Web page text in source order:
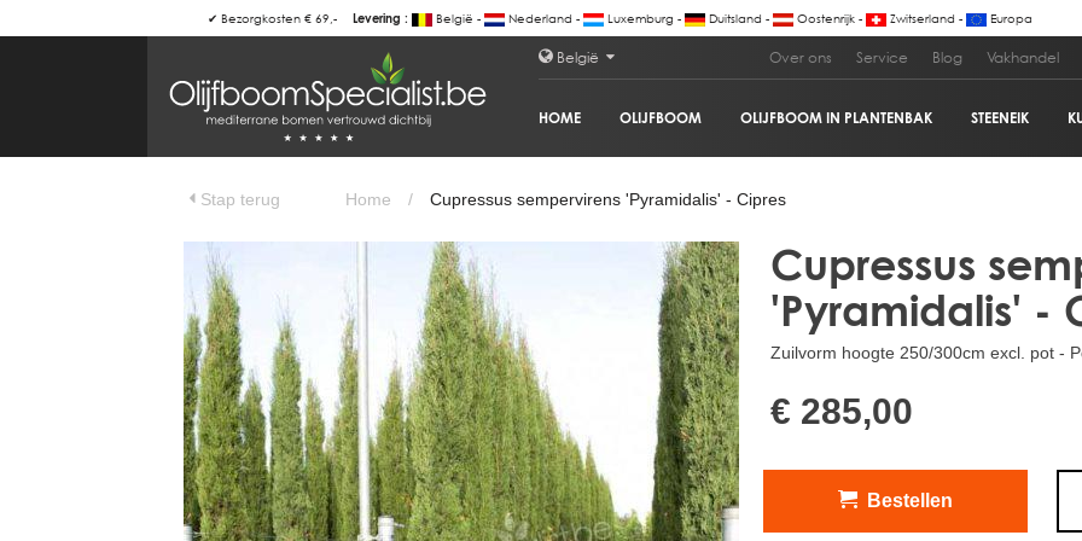
✔ Bezorgkosten € 69,- Levering : België - Nederland - Luxemburg - Duitsland - Oostenrijk - Zwitserland - Europa
BOTANICALGROUP
WERKGEBIEDEN & WEBSITES
OLIJFBOOMSPECIALIST.NL
OLIJFBOOMSPECIALIST.BE
DRZEWAOLIWNE.PL
OLIVETREESPECIALIST.COM
Bomen
BOMEN.NL
GROENBLIJVENDEBOMEN.NL
GROENBLIJVENDEBOMEN.BE
PALMBOMENSPECIALIST.NL
IMMERGRUENEBAEUME.DE
Botanicalgroup
BOTANICALGROUP.EU
BOTANICALGROUP.DE
BOTANICALGROUP.BE
België Over ons Service Blog Vakhandel
HOME OLIJFBOOM OLIJFBOOM IN PLANTENBAK STEENEIK
Cupressus sempervirens 'Pyramidalis' - Cipres €
Stap terug Home / Cupressus sempervirens 'Pyramidalis' - Cipres
Cupressus
'Pyramidalis' -
Zuilvorm hoogte 250/300cm excl. pot -
€ 285,00
Bestellen